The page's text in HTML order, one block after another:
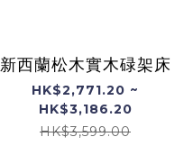
新西蘭松木實木碌架床
HK$2,771.20 ~
HK$3,186.20
HK$3,599.00